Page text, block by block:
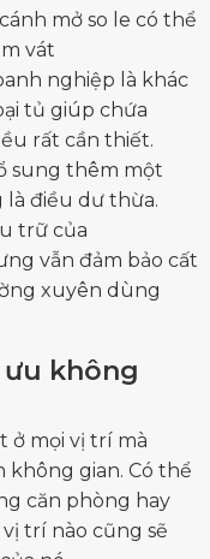
mở so le có thể
vát
nghiệp là khác
tủ giúp chứa
rất cần thiết.
sung thêm một
điều dư thừa.
trữ của
vẫn đảm bảo cất
xuyên dùng
không
ở mọi vị trí mà
gian. Có thể
căn phòng hay
vị trí nào cũng sẽ